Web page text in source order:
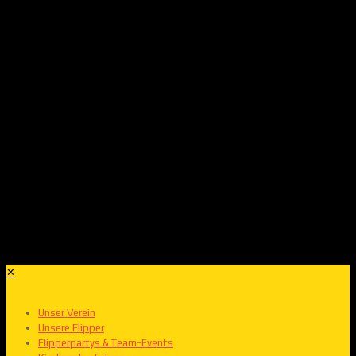
✕
Unser Verein
Unsere Flipper
Flipperpartys & Team-Events